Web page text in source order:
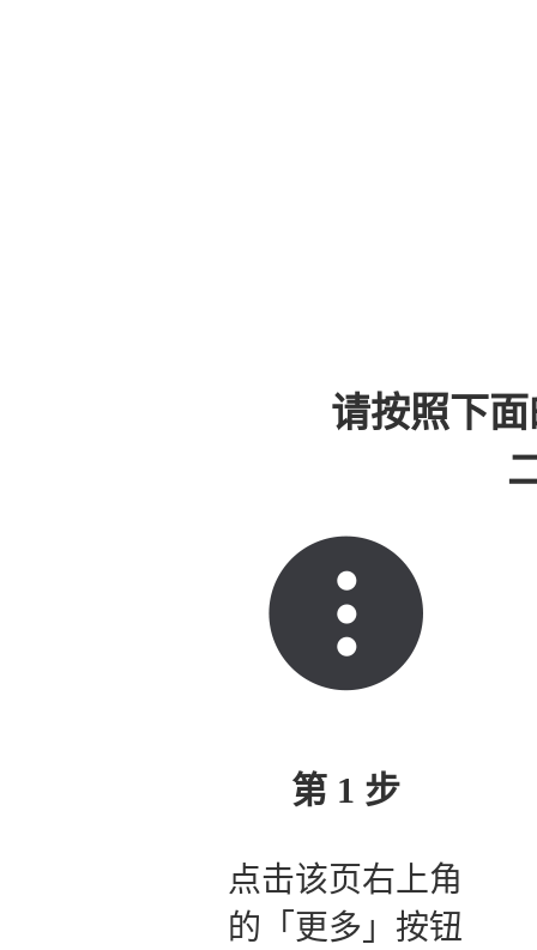
请按照下
第 1 步
点击该页右上角
的「更多」按钮